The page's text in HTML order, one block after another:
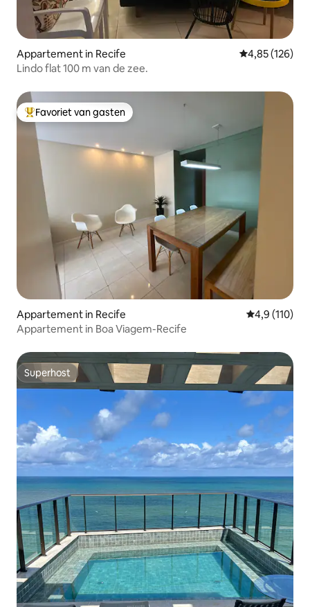
Appartement in Recife Gemiddelde
4,85 (126)
Lindo flat 100 m van de zee.
Topfavoriet van gasten
Favoriet van gasten
Appartement in Recife Gemiddelde
4,9 (110)
Appartement in Boa Viagem-Recife
Superhost
Superhost